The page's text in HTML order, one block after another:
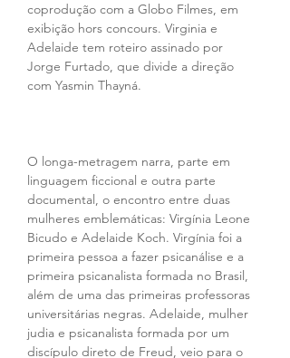
coprodução com a Globo Filmes, em
exibição hors concours. Virginia e
Adelaide tem roteiro assinado por
Jorge Furtado, que divide a direção
com Yasmin Thayná.
O longa-metragem narra, parte em
linguagem ficcional e outra parte
documental, o encontro entre duas
mulheres emblemáticas: Virgínia Leone
Bicudo e Adelaide Koch. Virgínia foi a
primeira pessoa a fazer psicanálise e a
primeira psicanalista formada no Brasil,
além de uma das primeiras professoras
universitárias negras. Adelaide, mulher
judia e psicanalista formada por um
discípulo direto de Freud, veio para o